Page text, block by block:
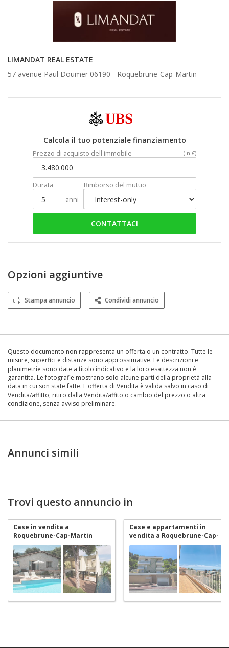
LIMANDAT REAL ESTATE
57 avenue Paul Doumer 06190 - Roquebrune-Cap-Martin
Calcola il tuo potenziale finanziamento
Prezzo di acquisto dell'immobile (In €)
Durata
anni
Rimborso del mutuo
CONTATTACI
Opzioni aggiuntive
Stampa annuncio Condividi annuncio
Questo documento non rappresenta un offerta o un contratto. Tutte le
misure, superfici e distanze sono approssimative. Le descrizioni e
planimetrie sono date a titolo indicativo e la loro esattezza non è
garantita. Le fotografie mostrano solo alcune parti della proprietà alla
data in cui son state fatte. L offerta di Vendita è valida salvo in caso di
Vendita/affitto, ritiro dalla Vendita/affito o cambio del prezzo o altra
condizione, senza avviso preliminare.
Annunci simili
Trovi questo annuncio in
Case in vendita a
Roquebrune-Cap-Martin
Case e appartamenti in
vendita a Roquebrune-Cap-
Martin